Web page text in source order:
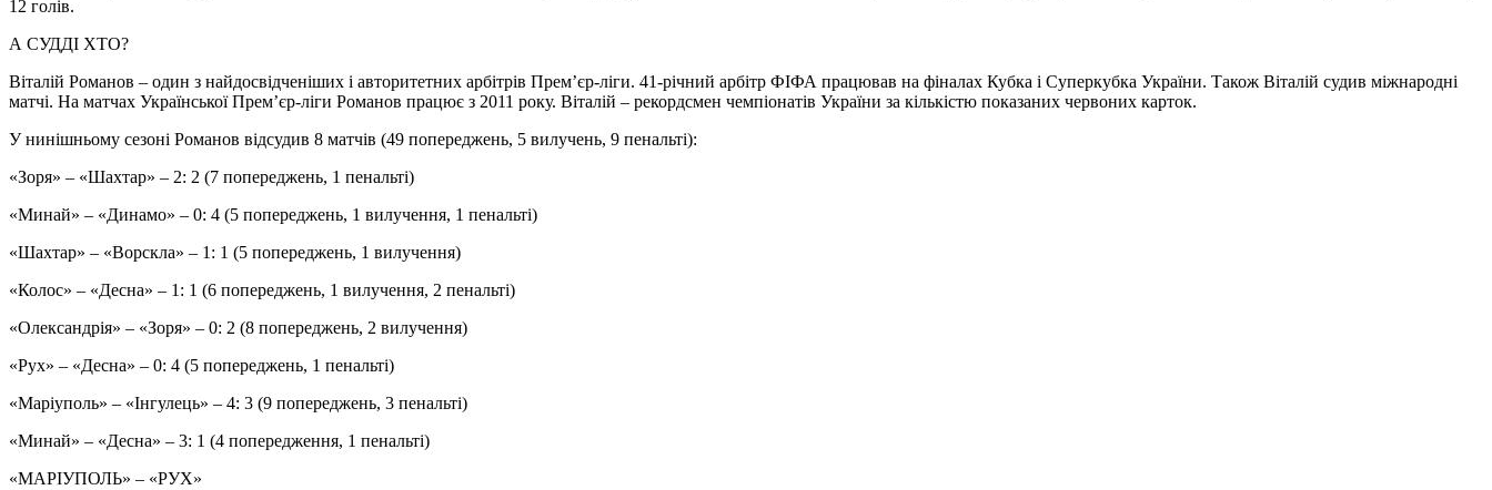
12 голів.
А СУДДІ ХТО?
Віталій Романов – один з найдосвідченіших і авторитетних арбітрів Прем’єр-ліги. 41-річний арбітр ФІФА працював на фіналах Кубка і Суперкубка України. Також Віталій судив міжнародні
матчі. На матчах Української Прем’єр-ліги Романов працює з 2011 року. Віталій – рекордсмен чемпіонатів України за кількістю показаних червоних карток.
У нинішньому сезоні Романов відсудив 8 матчів (49 попереджень, 5 вилучень, 9 пенальті):
«Зоря» – «Шахтар» – 2: 2 (7 попереджень, 1 пенальті)
«Минай» – «Динамо» – 0: 4 (5 попереджень, 1 вилучення, 1 пенальті)
«Шахтар» – «Ворскла» – 1: 1 (5 попереджень, 1 вилучення)
«Колос» – «Десна» – 1: 1 (6 попереджень, 1 вилучення, 2 пенальті)
«Олександрія» – «Зоря» – 0: 2 (8 попереджень, 2 вилучення)
«Рух» – «Десна» – 0: 4 (5 попереджень, 1 пенальті)
«Маріуполь» – «Інгулець» – 4: 3 (9 попереджень, 3 пенальті)
«Минай» – «Десна» – 3: 1 (4 попередження, 1 пенальті)
«МАРІУПОЛЬ» – «РУХ»